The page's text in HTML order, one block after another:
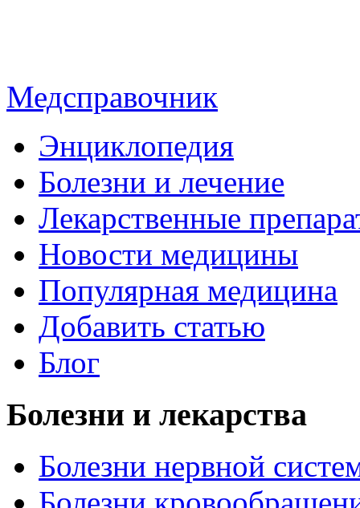
Медсправочник
Энциклопедия
Болезни и лечение
Лекарственные
Новости медицины
Популярная медицина
Добавить статью
Блог
Болезни и лекарства
Болезни нервной